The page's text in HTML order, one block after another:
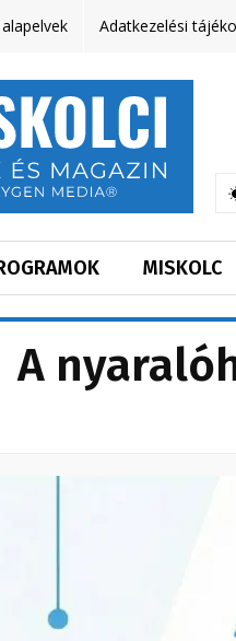
Adatkezelési
MISKOLC
A